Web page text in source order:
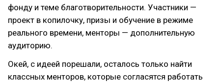
фонду и теме благотворительности. Участники —
проект в копилочку, призы и обучение в режиме
реального времени, менторы — дополнительную
аудиторию.
Окей, с идеей порешали, осталось только найти
классных менторов, которые согласятся работать